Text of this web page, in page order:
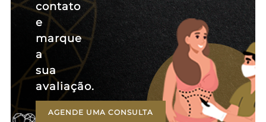
contato
e
marque
a
sua
avaliação.
AGENDE UMA CONSULTA